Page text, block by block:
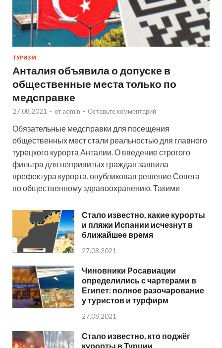
ТУРИЗМ
Анталия объявила о допуске в
общественные места только по
медсправке
27.08.2021 - от admin - Оставьте комментарий
Обязательные медсправки для посещения
общественных мест стали реальностью для главного
турецкого курорта Анталии. О введение строгого
фильтра для непривитых граждан заявила
префектура курорта, опубликовав решение Совета
по общественному здравоохранению. Такими
Стало известно, какие курорты
и пляжи Испании исчезнут в
ближайшее время
27.08.2021
Чиновники Росавиации
определились с чартерами в
Египет: полное разочарование
у туристов и турфирм
27.08.2021
Стало известно, кто поджёг
курорты в Турции